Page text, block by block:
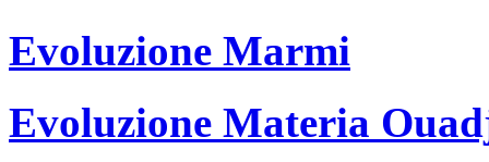
Evoluzione Marmi
Evoluzione Materia